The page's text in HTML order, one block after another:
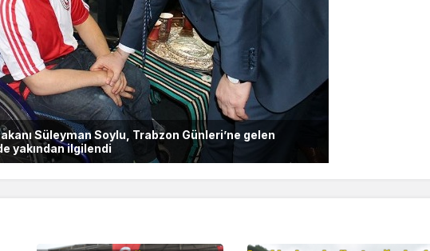
Süleyman Soylu, Trabzon Günleri’ne gelen
yakından ilgilendi